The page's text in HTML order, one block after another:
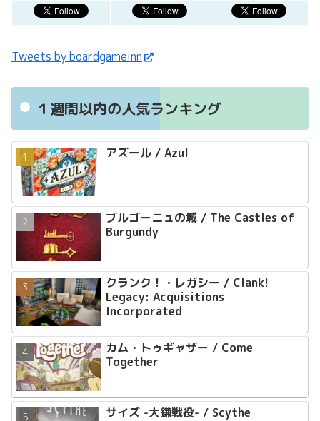
Tweets by boardgameinn
１週間以内の人気ランキング
アズール / Azul
ブルゴーニュの城 / The Castles of
Burgundy
クランク！・レガシー / Clank!
Legacy: Acquisitions
Incorporated
カム・トゥギャザー / Come
Together
サイズ -大鎌戦役- / Scythe